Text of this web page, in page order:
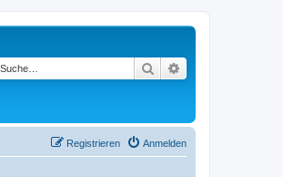
Suche
Anmelden
Registrieren